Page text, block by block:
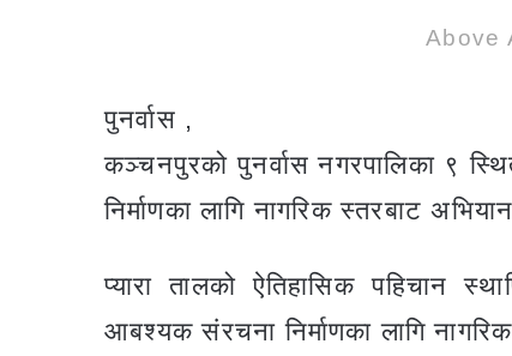
Above
पुनर्वास ,
कञ्चनपुरको पुनर्वास नगरपालिका ९ स्थित
निर्माणका लागि नागरिक स्तरबाट
प्यारा तालको ऐतिहासिक पहिचान
आबश्यक संरचना निर्माणका लागि